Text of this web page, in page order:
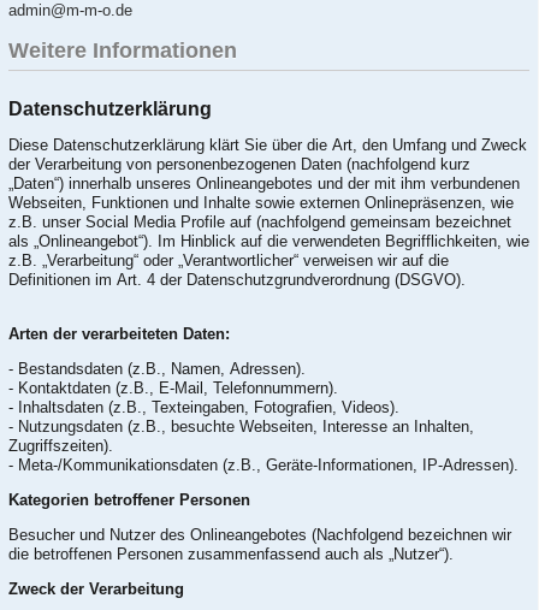
admin@m-m-o.de
Weitere Informationen
Datenschutzerklärung
Diese Datenschutzerklärung klärt Sie über die Art, den Umfang und Zweck
der Verarbeitung von personenbezogenen Daten (nachfolgend kurz
„Daten“) innerhalb unseres Onlineangebotes und der mit ihm verbundenen
Webseiten, Funktionen und Inhalte sowie externen Onlinepräsenzen, wie
z.B. unser Social Media Profile auf (nachfolgend gemeinsam bezeichnet
als „Onlineangebot“). Im Hinblick auf die verwendeten Begrifflichkeiten, wie
z.B. „Verarbeitung“ oder „Verantwortlicher“ verweisen wir auf die
Definitionen im Art. 4 der Datenschutzgrundverordnung (DSGVO).
Arten der verarbeiteten Daten:
- Bestandsdaten (z.B., Namen, Adressen).
- Kontaktdaten (z.B., E-Mail, Telefonnummern).
- Inhaltsdaten (z.B., Texteingaben, Fotografien, Videos).
- Nutzungsdaten (z.B., besuchte Webseiten, Interesse an Inhalten,
Zugriffszeiten).
- Meta-/Kommunikationsdaten (z.B., Geräte-Informationen, IP-Adressen).
Kategorien betroffener Personen
Besucher und Nutzer des Onlineangebotes (Nachfolgend bezeichnen wir
die betroffenen Personen zusammenfassend auch als „Nutzer“).
Zweck der Verarbeitung